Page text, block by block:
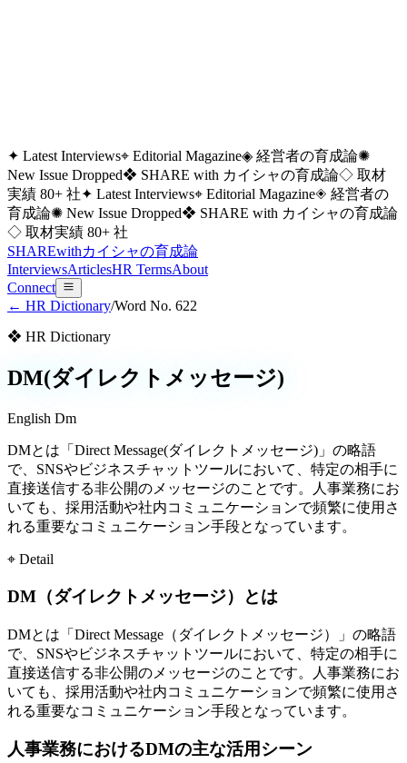
✦ Latest Interviews⌖ Editorial Magazine◈ 経営者の育成論✺
New Issue Dropped❖ SHARE with カイシャの育成論◇ 取材
実績 80+ 社✦ Latest Interviews⌖ Editorial Magazine◈ 経営者の
育成論✺ New Issue Dropped❖ SHARE with カイシャの育成論
◇ 取材実績 80+ 社
SHAREwithカイシャの育成論
InterviewsArticlesHR TermsAbout
Connect
← HR Dictionary/Word No. 622
❖ HR Dictionary
DM(ダイレクトメッセージ)
English Dm
DMとは「Direct Message(ダイレクトメッセージ)」の略語
で、SNSやビジネスチャットツールにおいて、特定の相手に
直接送信する非公開のメッセージのことです。人事業務にお
いても、採用活動や社内コミュニケーションで頻繁に使用さ
れる重要なコミュニケーション手段となっています。
⌖ Detail
DM（ダイレクトメッセージ）とは
DMとは「Direct Message（ダイレクトメッセージ）」の略語
で、SNSやビジネスチャットツールにおいて、特定の相手に
直接送信する非公開のメッセージのことです。人事業務にお
いても、採用活動や社内コミュニケーションで頻繁に使用さ
れる重要なコミュニケーション手段となっています。
人事業務におけるDMの主な活用シーン